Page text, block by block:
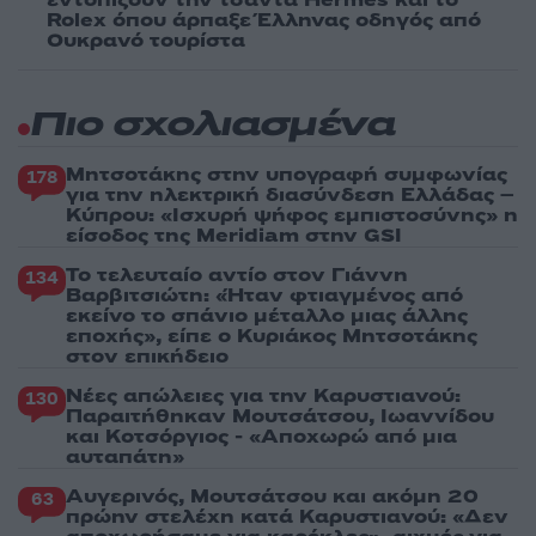
Rolex όπου άρπαξε Έλληνας οδηγός από
Ουκρανό τουρίστα
Πιο σχολιασμένα
178 Μητσοτάκης στην υπογραφή συμφωνίας
για την ηλεκτρική διασύνδεση Ελλάδας –
Κύπρου: «Ισχυρή ψήφος εμπιστοσύνης» η
είσοδος της Meridiam στην GSI
134 Το τελευταίο αντίο στον Γιάννη
Βαρβιτσιώτη: «Ήταν φτιαγμένος από
εκείνο το σπάνιο μέταλλο μιας άλλης
εποχής», είπε ο Κυριάκος Μητσοτάκης
στον επικήδειο
130 Νέες απώλειες για την Καρυστιανού:
Παραιτήθηκαν Μουτσάτσου, Ιωαννίδου
και Κοτσόργιος - «Αποχωρώ από μια
αυταπάτη»
63 Αυγερινός, Μουτσάτσου και ακόμη 20
πρώην στελέχη κατά Καρυστιανού: «Δεν